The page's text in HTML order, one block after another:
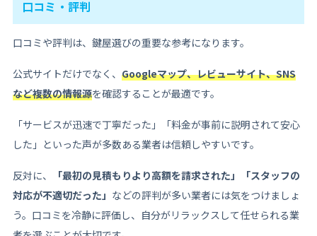
口コミ・評判
口コミや評判は、鍵屋選びの重要な参考になります。
公式サイトだけでなく、 Googleマップ、レビューサイト、SNS
など複数の情報源を確認することが最適です。
「サービスが迅速で丁寧だった」「料金が事前に説明されて安心
した」といった声が多数ある業者は信頼しやすいです。
反対に、
「最初の見積もりより高額を請求された」「スタッフの
対応が不適切だった」 などの評判が多い業者には気をつけましょ
う。口コミを冷静に評価し、自分がリラックスして任せられる業